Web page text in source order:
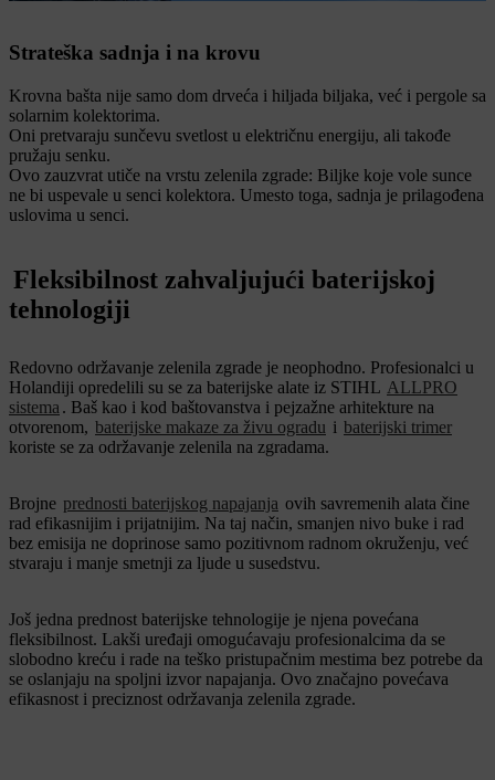
Strateška sadnja i na krovu
Krovna bašta nije samo dom drveća i hiljada biljaka, već i pergole sa
solarnim kolektorima.
Oni pretvaraju sunčevu svetlost u električnu energiju, ali takođe
pružaju senku.
Ovo zauzvrat utiče na vrstu zelenila zgrade: Biljke koje vole sunce
ne bi uspevale u senci kolektora. Umesto toga, sadnja je prilagođena
uslovima u senci.
Fleksibilnost zahvaljujući baterijskoj
tehnologiji
Redovno održavanje zelenila zgrade je neophodno. Profesionalci u
Holandiji opredelili su se za baterijske alate iz STIHL ALLPRO
sistema . Baš kao i kod baštovanstva i pejzažne arhitekture na
otvorenom, baterijske makaze za živu ogradu i baterijski trimer
koriste se za održavanje zelenila na zgradama.
Brojne prednosti baterijskog napajanja ovih savremenih alata čine
rad efikasnijim i prijatnijim. Na taj način, smanjen nivo buke i rad
bez emisija ne doprinose samo pozitivnom radnom okruženju, već
stvaraju i manje smetnji za ljude u susedstvu.
Još jedna prednost baterijske tehnologije je njena povećana
fleksibilnost. Lakši uređaji omogućavaju profesionalcima da se
slobodno kreću i rade na teško pristupačnim mestima bez potrebe da
se oslanjaju na spoljni izvor napajanja. Ovo značajno povećava
efikasnost i preciznost održavanja zelenila zgrade.